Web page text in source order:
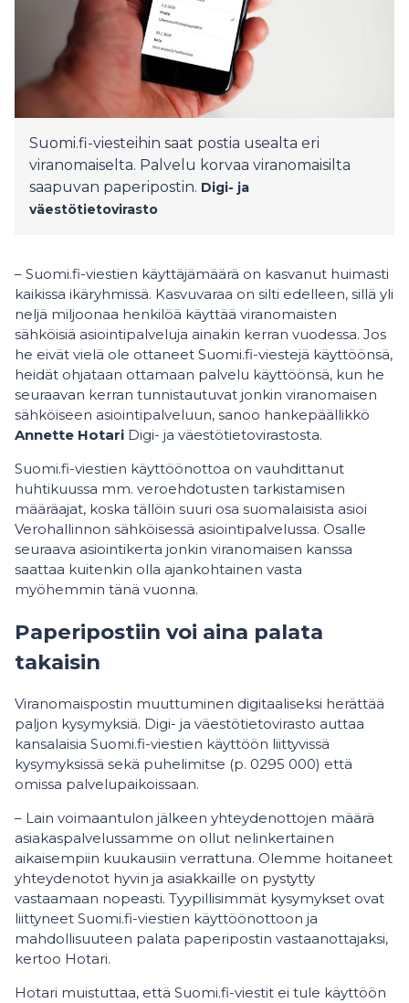
Suomi.fi-viesteihin saat postia usealta eri
viranomaiselta. Palvelu korvaa viranomaisilta
saapuvan paperipostin. Digi- ja
väestötietovirasto
– Suomi.fi-viestien käyttäjämäärä on kasvanut huimasti
kaikissa ikäryhmissä. Kasvuvaraa on silti edelleen, sillä yli
neljä miljoonaa henkilöä käyttää viranomaisten
sähköisiä asiointipalveluja ainakin kerran vuodessa. Jos
he eivät vielä ole ottaneet Suomi.fi-viestejä käyttöönsä,
heidät ohjataan ottamaan palvelu käyttöönsä, kun he
seuraavan kerran tunnistautuvat jonkin viranomaisen
sähköiseen asiointipalveluun, sanoo hankepäällikkö
Annette Hotari Digi- ja väestötietovirastosta.
Suomi.fi-viestien käyttöönottoa on vauhdittanut
huhtikuussa mm. veroehdotusten tarkistamisen
määräajat, koska tällöin suuri osa suomalaisista asioi
Verohallinnon sähköisessä asiointipalvelussa. Osalle
seuraava asiointikerta jonkin viranomaisen kanssa
saattaa kuitenkin olla ajankohtainen vasta
myöhemmin tänä vuonna.
Paperipostiin voi aina palata
takaisin
Viranomaispostin muuttuminen digitaaliseksi herättää
paljon kysymyksiä. Digi- ja väestötietovirasto auttaa
kansalaisia Suomi.fi-viestien käyttöön liittyvissä
kysymyksissä sekä puhelimitse (p. 0295 000) että
omissa palvelupaikoissaan.
– Lain voimaantulon jälkeen yhteydenottojen määrä
asiakaspalvelussamme on ollut nelinkertainen
aikaisempiin kuukausiin verrattuna. Olemme hoitaneet
yhteydenotot hyvin ja asiakkaille on pystytty
vastaamaan nopeasti. Tyypillisimmät kysymykset ovat
liittyneet Suomi.fi-viestien käyttöönottoon ja
mahdollisuuteen palata paperipostin vastaanottajaksi,
kertoo Hotari.
Hotari muistuttaa, että Suomi.fi-viestit ei tule käyttöön